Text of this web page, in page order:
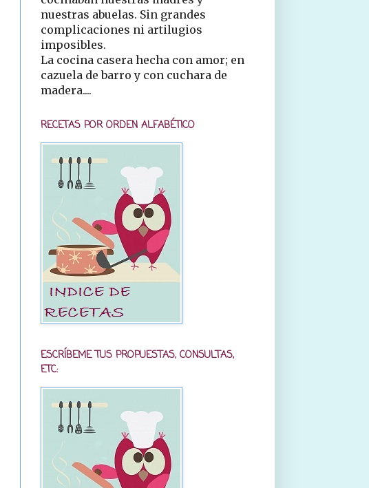
nuestras abuelas. Sin grandes
complicaciones ni artilugios
imposibles.
La cocina casera hecha con amor; en
cazuela de barro y con cuchara de
madera....
RECETAS POR ORDEN ALFABÉTICO
ESCRÍBEME TUS PROPUESTAS, CONSULTAS,
ETC: